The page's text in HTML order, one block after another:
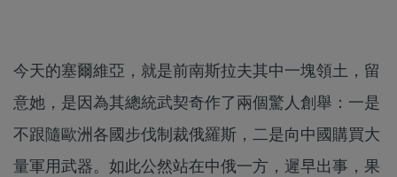
今天的塞爾維亞，就是前南斯拉夫其中一塊領土，留
意她，是因為其總統武契奇作了兩個驚人創舉：一是
不跟隨歐洲各國步伐制裁俄羅斯，二是向中國購買大
量軍用武器。如此公然站在中俄一方，遲早出事，果